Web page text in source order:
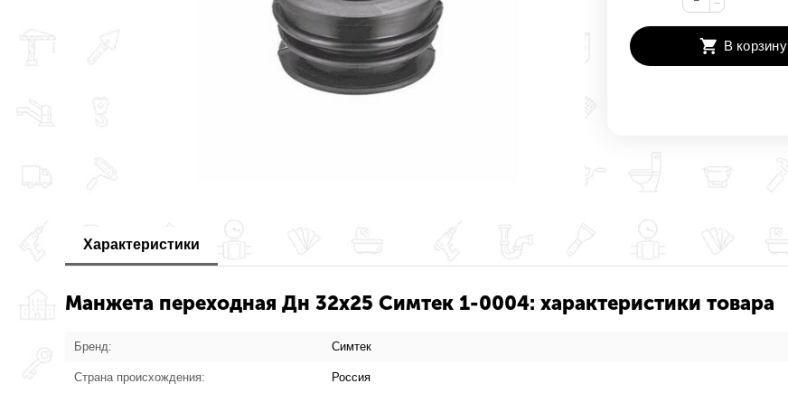
−
В корзину
Характеристики
Манжета переходная Дн 32х25 Симтек 1-0004: характеристики товара
Бренд: Симтек
Страна происхождения: Россия